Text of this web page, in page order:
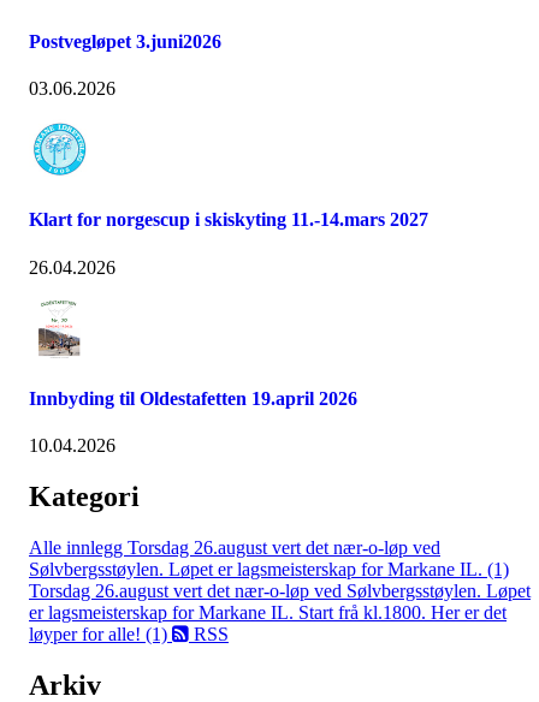
Postvegløpet 3.juni2026
03.06.2026
Klart for norgescup i skiskyting 11.-14.mars 2027
26.04.2026
Innbyding til Oldestafetten 19.april 2026
10.04.2026
Kategori
Alle innlegg Torsdag 26.august vert det nær-o-løp ved
Sølvbergsstøylen. Løpet er lagsmeisterskap for Markane IL. (1)
Torsdag 26.august vert det nær-o-løp ved Sølvbergsstøylen. Løpet
er lagsmeisterskap for Markane IL. Start frå kl.1800. Her er det
løyper for alle! (1)
RSS
Arkiv